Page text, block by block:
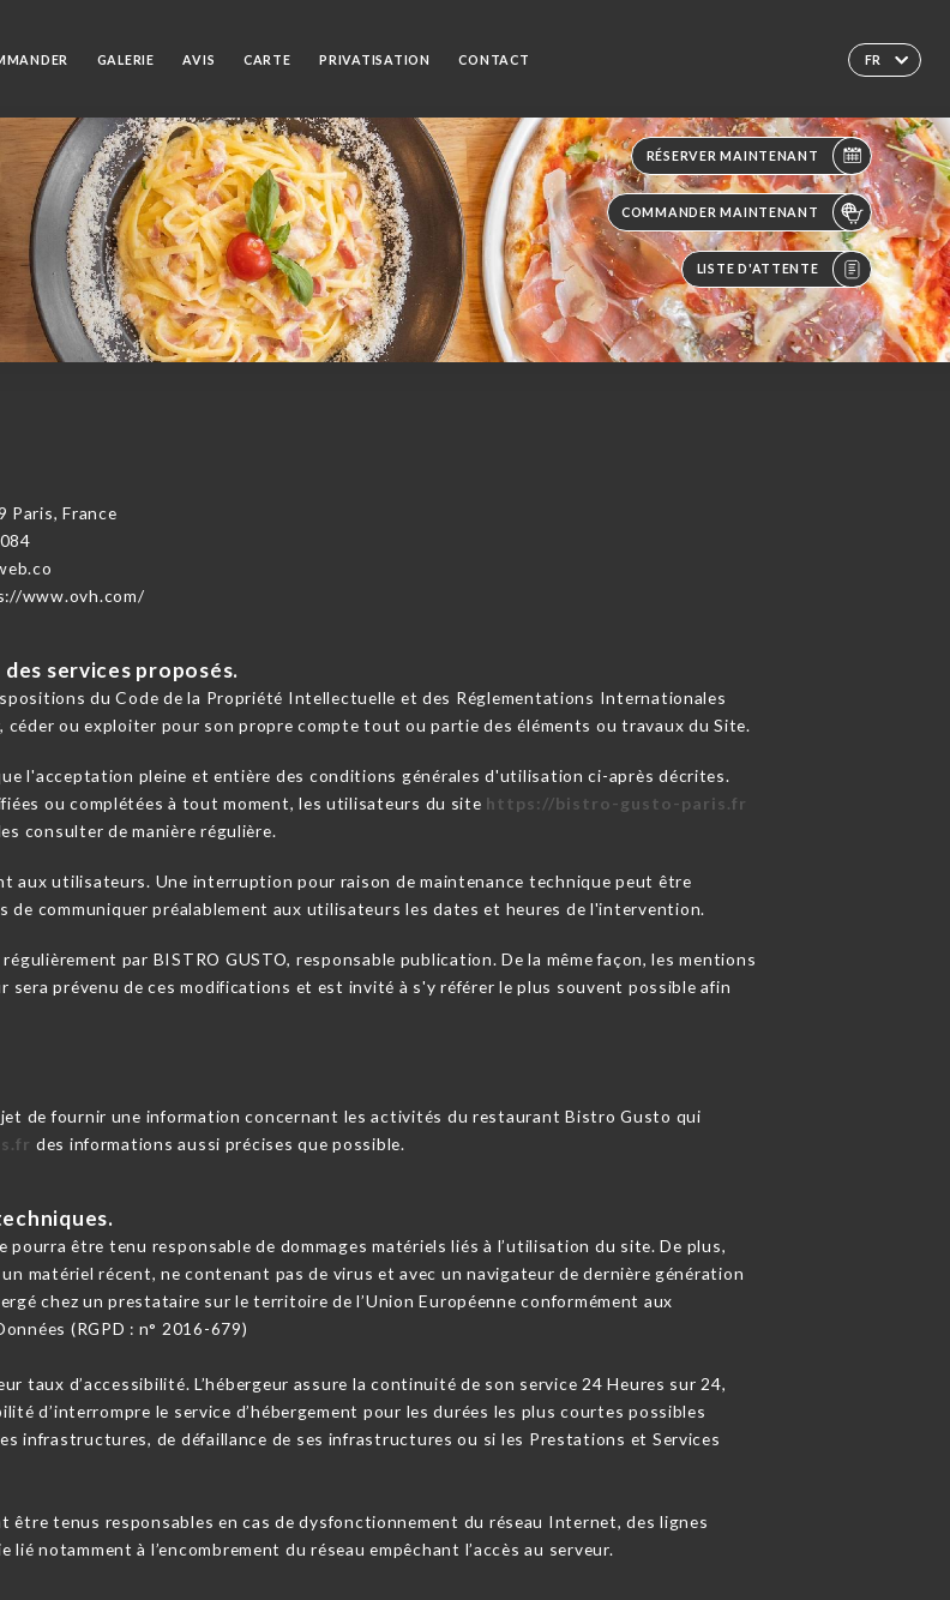
FR
GALERIE AVIS CARTE PRIVATISATION CONTACT
RÉSERVER MAINTENANT
COMMANDER MAINTENANT
LISTE D'ATTENTE
Paris, France
www.ovh.com/
services proposés.
du Code de la Propriété Intellectuelle et des Réglementations Internationales
céder ou exploiter pour son propre compte tout ou partie des éléments ou travaux du Site.
l'acceptation pleine et entière des conditions générales d'utilisation ci-après décrites.
ou complétées à tout moment, les utilisateurs du site https://bistro-gusto-paris.fr
consulter de manière régulière.
aux utilisateurs. Une interruption pour raison de maintenance technique peut être
de communiquer préalablement aux utilisateurs les dates et heures de l'intervention.
par BISTRO GUSTO, responsable publication. De la même façon, les mentions
prévenu de ces modifications et est invité à s'y référer le plus souvent possible afin
de fournir une information concernant les activités du restaurant Bistro Gusto qui
des informations aussi précises que possible.
être tenu responsable de dommages matériels liés à l’utilisation du site. De plus,
matériel récent, ne contenant pas de virus et avec un navigateur de dernière génération
chez un prestataire sur le territoire de l’Union Européenne conformément aux
(RGPD : n° 2016-679)
taux d’accessibilité. L’hébergeur assure la continuité de son service 24 Heures sur 24,
d’interrompre le service d’hébergement pour les durées les plus courtes possibles
infrastructures, de défaillance de ses infrastructures ou si les Prestations et Services
être tenus responsables en cas de dysfonctionnement du réseau Internet, des lignes
notamment à l’encombrement du réseau empêchant l’accès au serveur.